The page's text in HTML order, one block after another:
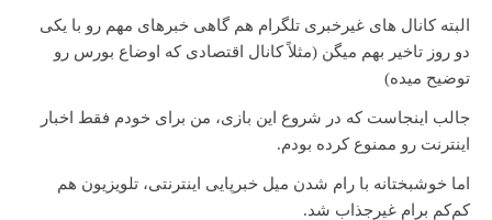
البته کانال های غیرخبری تلگرام هم گاهی خبرهای مهم رو با یکی
دو روز تاخیر بهم میگن (مثلاً کانال اقتصادی که اوضاع بورس رو
توضیح میده)
جالب اینجاست که در شروع این بازی، من برای خودم فقط اخبار
اینترنت رو ممنوع کرده بودم.
اما خوشبختانه با رام شدن میل خبرپایی اینترنتی، تلویزیون هم
کم‌کم برام غیرجذاب شد.